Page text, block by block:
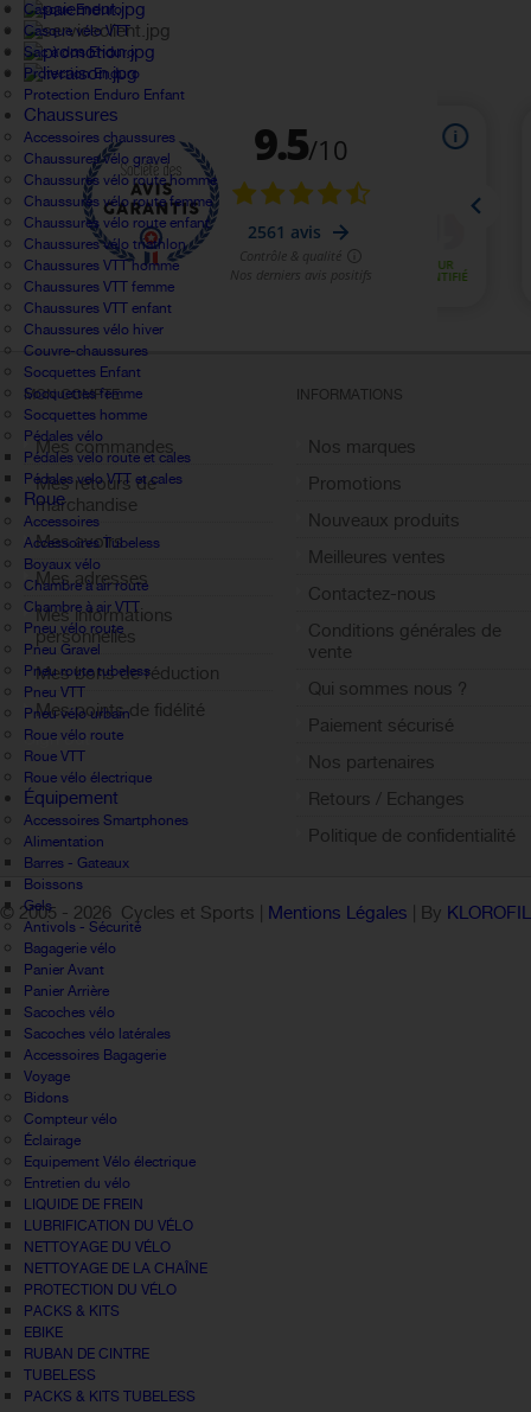
Casque Enduro
Casque vélo VTT
Sac à dos Enduro
Protection Enduro
Protection Enduro Enfant
Chaussures
Accessoires chaussures
Chaussures vélo gravel
Chaussures vélo route homme
Chaussures vélo route femme
Chaussures vélo route enfant
Chaussures vélo triathlon
Chaussures VTT homme
Chaussures VTT femme
Chaussures VTT enfant
Chaussures vélo hiver
Couvre-chaussures
Socquettes Enfant
Socquettes femme
Socquettes homme
Pédales vélo
Pédales velo route et cales
Pédales velo VTT et cales
Roue
Accessoires
Accessoires Tubeless
Boyaux vélo
Chambre à air route
Chambre à air VTT
Pneu vélo route
Pneu Gravel
Pneu route tubeless
Pneu VTT
Pneu vélo urbain
Roue vélo route
Roue VTT
Roue vélo électrique
Équipement
Accessoires Smartphones
Alimentation
Barres - Gateaux
Boissons
Gels
Antivols - Sécurité
Bagagerie vélo
Panier Avant
Panier Arrière
Sacoches vélo
Sacoches vélo latérales
Accessoires Bagagerie
Voyage
Bidons
Compteur vélo
Éclairage
Equipement Vélo électrique
Entretien du vélo
LIQUIDE DE FREIN
LUBRIFICATION DU VÉLO
NETTOYAGE DU VÉLO
NETTOYAGE DE LA CHAÎNE
PROTECTION DU VÉLO
PACKS & KITS
EBIKE
RUBAN DE CINTRE
TUBELESS
PACKS & KITS TUBELESS
MON COMPTE
Mes commandes
Mes retours de
marchandise
Mes avoirs
Mes adresses
Mes informations
personnelles
Mes bons de réduction
Mes points de fidélité
Sign out
INFORMATIONS
Nos marques
Promotions
Nouveaux produits
Meilleures ventes
Contactez-nous
Conditions générales de
vente
Qui sommes nous ?
Paiement sécurisé
Nos partenaires
Retours / Echanges
Politique de confidentialité
© 2005 - 2026 Cycles et Sports | Mentions Légales | By